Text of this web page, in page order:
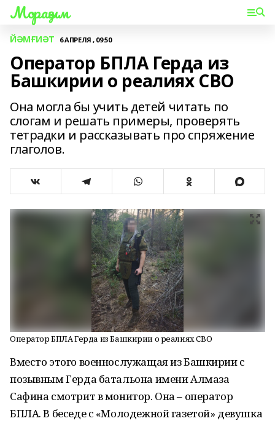
Мораҙым
ЙӘМҒИӘТ 6 АПРЕЛЯ , 09:50
Оператор БПЛА Герда из
Башкирии о реалиях СВО
Она могла бы учить детей читать по
слогам и решать примеры, проверять
тетрадки и рассказывать про спряжение
глаголов.
Оператор БПЛА Герда из Башкирии о реалиях СВО
Вместо этого военнослужащая из Башкирии с
позывным Герда батальона имени Алмаза
Сафина смотрит в монитор. Она – оператор
БПЛА. В беседе с «Молодежной газетой» девушка